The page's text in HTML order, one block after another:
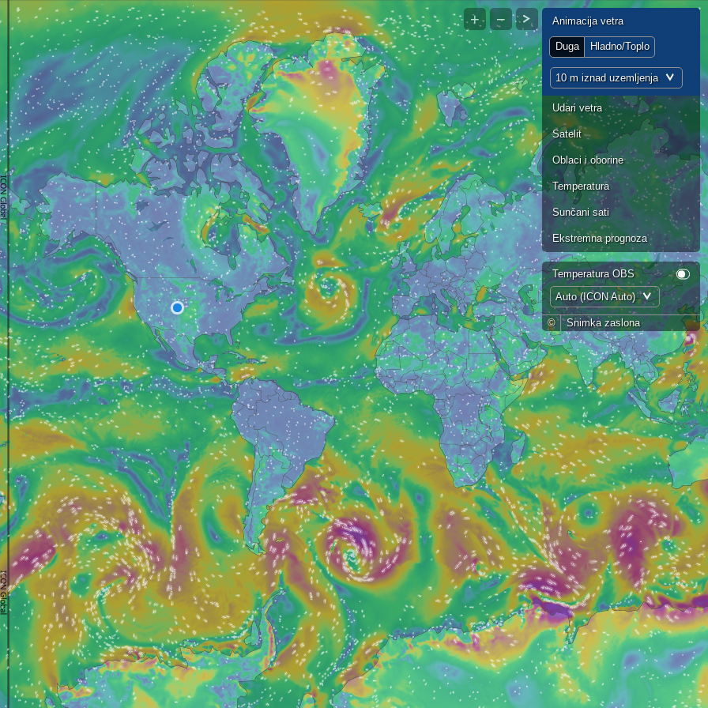
Temperatura OBS
Auto (ICON Auto)
© Snimka zaslona
Animacija vetra
Duga Hladno/Toplo
10 m iznad uzemljenja
Udari vetra
Satelit
Oblaci i oborine
Temperatura
Sunčani sati
Ekstremna prognoza
+ −